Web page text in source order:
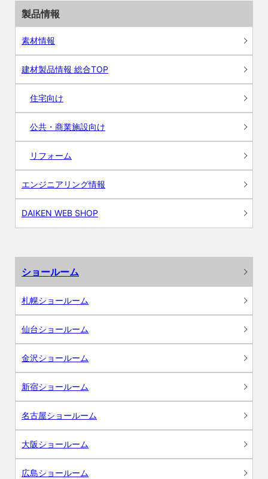
製品情報
素材情報
建材製品情報 総合TOP
住宅向け
公共・商業施設向け
リフォーム
エンジニアリング情報
DAIKEN WEB SHOP
ショールーム
札幌ショールーム
仙台ショールーム
金沢ショールーム
新宿ショールーム
名古屋ショールーム
大阪ショールーム
広島ショールーム